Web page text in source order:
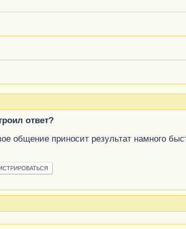
ответ?
общение приносит результат намного